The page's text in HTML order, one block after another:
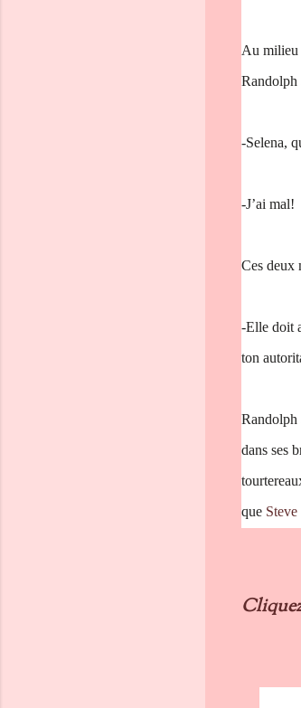
Au milieu
Randolph
-Selena,
-J’ai mal!
Ces deux
-Elle doit
ton
Randolph
dans ses
que Steve